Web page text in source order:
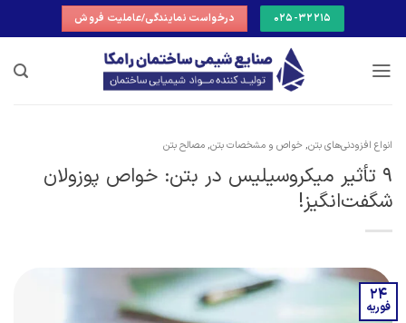
to
025-32215 درخواست نمایندگی/عاملیت فروش
انواع افزودنی‌های بتن, خواص و مشخصات بتن, مصالح بتن
9 تأثیر میکروسیلیس در بتن: خواص پوزولان
شگفت‌انگیز!
24
فوریه